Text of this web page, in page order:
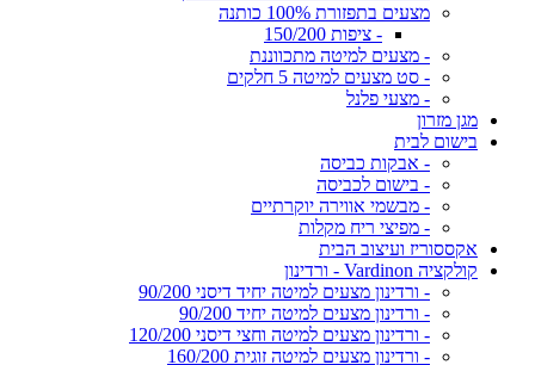
מצעים בתפזורת 100% כותנה
- ציפות 150/200
- מצעים למיטה מתכווננת
- סט מצעים למיטה 5 חלקים
- מצעי פלנל
מגן מזרון
בישום לבית
- אבקות כביסה
- בישום לכביסה
- מבשמי אווירה יוקרתיים
- מפיצי ריח מקלות
אקססוריז ועיצוב הבית
קולקציה Vardinon - ורדינון
- ורדינון מצעים למיטה יחיד דיסני 90/200
- ורדינון מצעים למיטה יחיד 90/200
- ורדינון מצעים למיטה וחצי דיסני 120/200
- ורדינון מצעים למיטה זוגית 160/200